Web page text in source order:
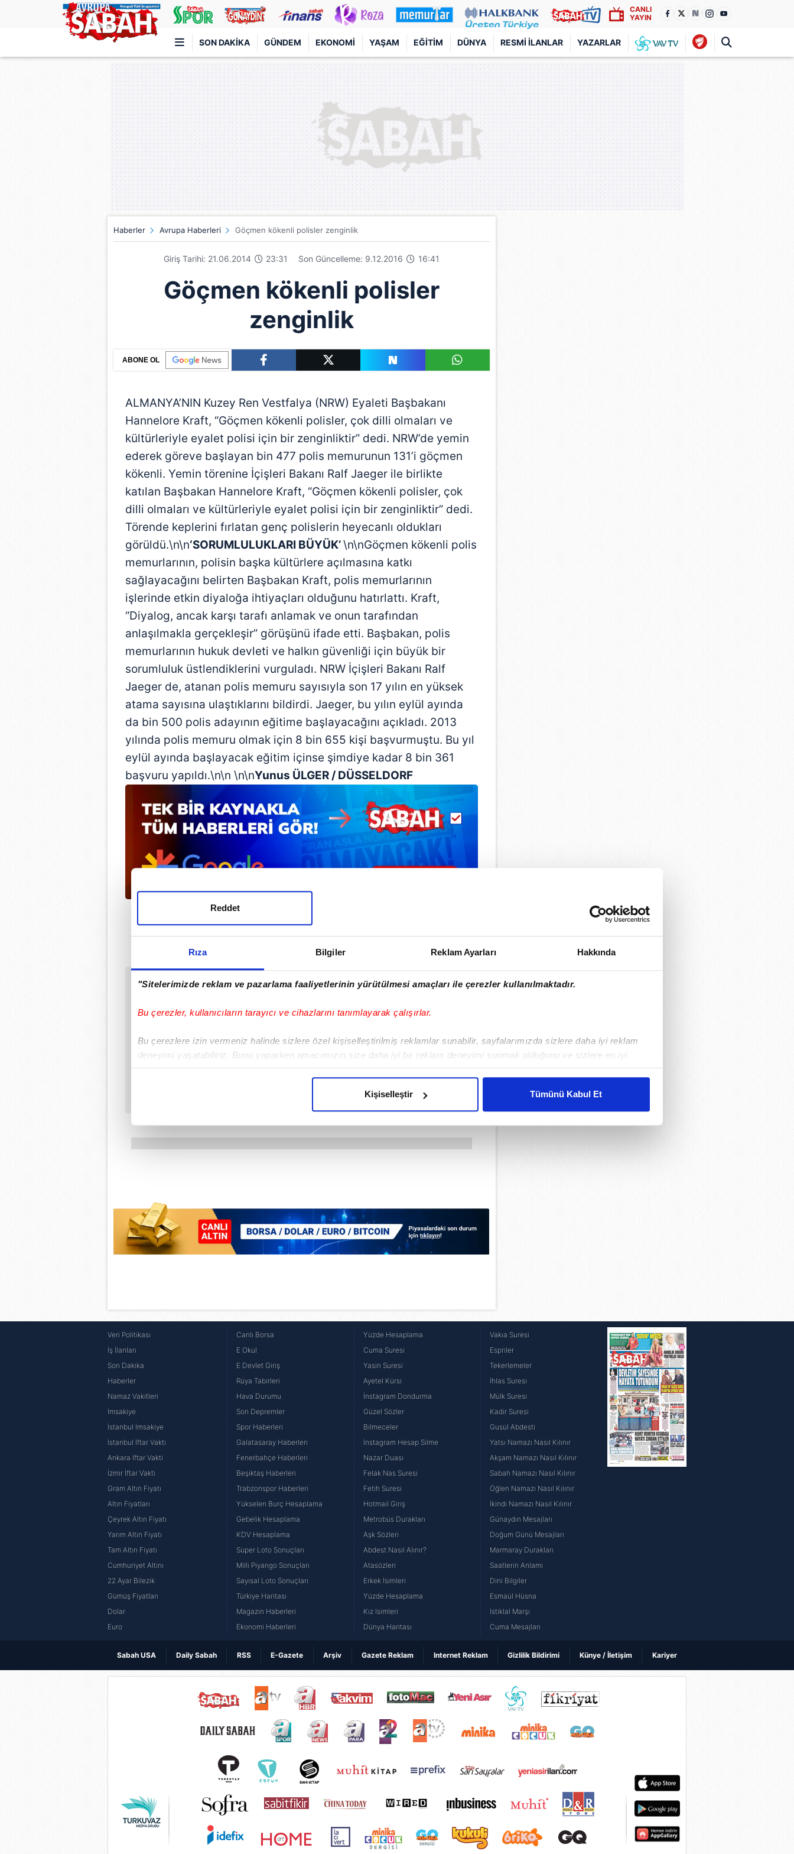
Rıza Bilgiler Reklam Ayarları Hakkında
"Sitelerimizde reklam ve pazarlama faaliyetlerinin yürütülmesi amaçları ile çerezler kullanılmaktadır.
Bu çerezler, kullanıcıların tarayıcı ve cihazlarını tanımlayarak çalışırlar.
Bu çerezlere izin vermeniz halinde sizlere özel kişiselleştirilmiş reklamlar sunabilir, sayfalarımızda sizlere daha iyi reklam
deneyimi yaşatabiliriz. Bunu yaparken amacımızın size daha iyi bir reklam deneyimi sunmak olduğunu ve sizlere en iyi
içerikleri sunabilmek adına elimizden gelen çabayı gösterdiğimizi ve bu noktada, reklamların maliyetlerimizi karşılamak
Her halükârda, kullanıcılar, bu çerezlere izin vermedikleri takdirde, kullanıcılara hedefli reklamlar gösterilmeyecektir."
Çerezlere ilişkin tercihlerinizi aşağıda yer alan panel vasıtasıyla belirleyebilirsiniz. Çerezlere ilişkin detaylı bilgi için Ayarlar
butonuna tıklayabilir, Çerez Bilgilendirme Metnimiziziyaret edebilirsiniz.
6698 sayılı Kişisel Verilerin Korunması Kanunu uyarınca hazırlanmış Aydınlatma Metnimizi okumak ve sitemizde ilgili
Reddet
Kişiselleştir Tümünü Kabul Et
CANLI
YAYIN
SON DAKIKA GÜNDEM EKONOMI YAŞAM EĞITIM DÜNYA RESMI İLANLAR YAZARLAR
Türkiye'nin en iyi haber sitesi
Haberler Avrupa Haberleri Göçmen kökenli polisler zenginlik
Giriş Tarihi: 21.06.2014 23:31 Son Güncelleme: 9.12.2016 16:41
Göçmen kökenli polisler
zenginlik
ABONE OL
ALMANYA’NIN Kuzey Ren Vestfalya (NRW) Eyaleti Başbakanı
Hannelore Kraft, “Göçmen kökenli polisler, çok dilli olmaları ve
kültürleriyle eyalet polisi için bir zenginliktir” dedi. NRW’de yemin
ederek göreve başlayan bin 477 polis memurunun 131’i göçmen
kökenli. Yemin törenine İçişleri Bakanı Ralf Jaeger ile birlikte
katılan Başbakan Hannelore Kraft, “Göçmen kökenli polisler, çok
dilli olmaları ve kültürleriyle eyalet polisi için bir zenginliktir” dedi.
Törende keplerini fırlatan genç polislerin heyecanlı oldukları
görüldü.\n\n‘SORUMLULUKLARI BÜYÜK’\n\nGöçmen kökenli polis
memurlarının, polisin başka kültürlere açılmasına katkı
sağlayacağını belirten Başbakan Kraft, polis memurlarının
işlerinde etkin diyaloğa ihtiyaçları olduğunu hatırlattı. Kraft,
“Diyalog, ancak karşı tarafı anlamak ve onun tarafından
anlaşılmakla gerçekleşir” görüşünü ifade etti. Başbakan, polis
memurlarının hukuk devleti ve halkın güvenliği için büyük bir
sorumluluk üstlendiklerini vurguladı. NRW İçişleri Bakanı Ralf
Jaeger de, atanan polis memuru sayısıyla son 17 yılın en yüksek
atama sayısına ulaştıklarını bildirdi. Jaeger, bu yılın eylül ayında
da bin 500 polis adayının eğitime başlayacağını açıkladı. 2013
yılında polis memuru olmak için 8 bin 655 kişi başvurmuştu. Bu yıl
eylül ayında başlayacak eğitim içinse şimdiye kadar 8 bin 361
başvuru yapıldı.\n\n \n\nYunus ÜLGER / DÜSSELDORF
Sabah.com.tr Uygulamamızı İndirin
Veri Politikası
İş İlanları
Son Dakika
Haberler
Namaz Vakitleri
İmsakiye
İstanbul İmsakiye
İstanbul İftar Vakti
Ankara İftar Vakti
İzmir İftar Vakti
Gram Altın Fiyatı
Altın Fiyatları
Çeyrek Altın Fiyatı
Yarım Altın Fiyatı
Tam Altın Fiyatı
Cumhuriyet Altını
22 Ayar Bilezik
Gümüş Fiyatları
Dolar
Euro
Canlı Borsa
E Okul
E Devlet Giriş
Rüya Tabirleri
Hava Durumu
Son Depremler
Spor Haberleri
Galatasaray Haberleri
Fenerbahçe Haberleri
Beşiktaş Haberleri
Trabzonspor Haberleri
Yükselen Burç Hesaplama
Gebelik Hesaplama
KDV Hesaplama
Süper Loto Sonuçları
Milli Piyango Sonuçları
Sayısal Loto Sonuçları
Türkiye Haritası
Magazin Haberleri
Ekonomi Haberleri
Yüzde Hesaplama
Cuma Suresi
Yasin Suresi
Ayetel Kürsi
İnstagram Dondurma
Güzel Sözler
Bilmeceler
İnstagram Hesap Silme
Nazar Duası
Felak Nas Suresi
Fetih Suresi
Hotmail Giriş
Metrobüs Durakları
Aşk Sözleri
Abdest Nasıl Alınır?
Atasözleri
Erkek İsimleri
Yüzde Hesaplama
Kız İsimleri
Dünya Haritası
Vakıa Suresi
Espriler
Tekerlemeler
İhlas Suresi
Mülk Suresi
Kadir Suresi
Gusül Abdesti
Yatsı Namazı Nasıl Kılınır
Akşam Namazı Nasıl Kılınır
Sabah Namazı Nasıl Kılınır
Öğlen Namazı Nasıl Kılınır
İkindi Namazı Nasıl Kılınır
Günaydın Mesajları
Doğum Günü Mesajları
Marmaray Durakları
Saatlerin Anlamı
Dini Bilgiler
Esmaül Hüsna
İstiklal Marşı
Cuma Mesajları
Sabah USA Daily Sabah RSS E-Gazete Arşiv Gazete Reklam Internet Reklam Gizlilik Bildirimi Künye / İletişim Kariyer